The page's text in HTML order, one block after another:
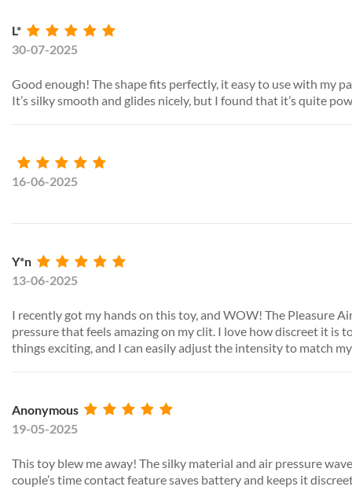
L*
30-07-2025
Good enough! The shape fits perfectly, it easy to use with my
It’s silky smooth and glides nicely, but I found that it’s quite
16-06-2025
Y*n
13-06-2025
I recently got my hands on this toy, and WOW! The Pleasure
pressure that feels amazing on my clit. I love how discreet it
things exciting, and I can easily adjust the intensity to match
Anonymous
19-05-2025
This toy blew me away! The silky material and air pressure
couple’s time contact feature saves battery and keeps it